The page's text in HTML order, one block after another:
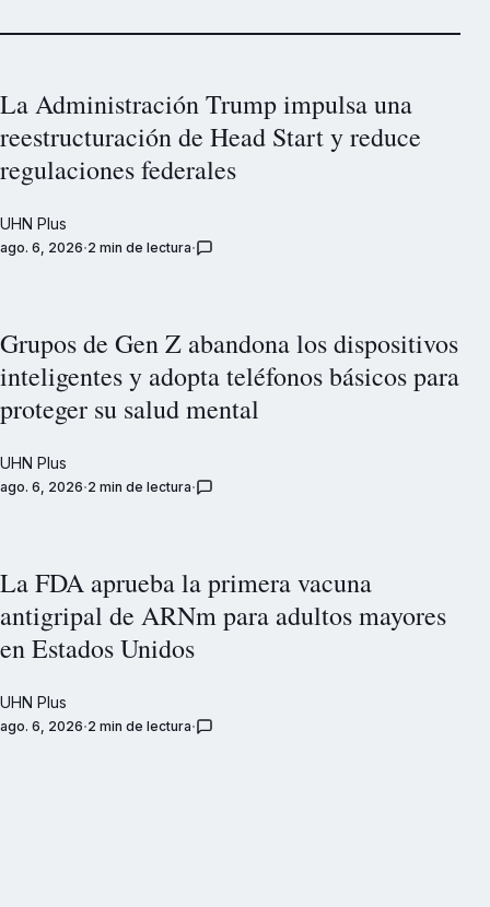
La Administración Trump impulsa una
reestructuración de Head Start y reduce
regulaciones federales
UHN Plus
ago. 6, 2026 2 min de lectura
Grupos de Gen Z abandona los dispositivos
inteligentes y adopta teléfonos básicos para
proteger su salud mental
UHN Plus
ago. 6, 2026 2 min de lectura
La FDA aprueba la primera vacuna
antigripal de ARNm para adultos mayores
en Estados Unidos
UHN Plus
ago. 6, 2026 2 min de lectura